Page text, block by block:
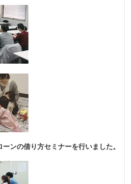
ンの借り方セミナーを行いました。